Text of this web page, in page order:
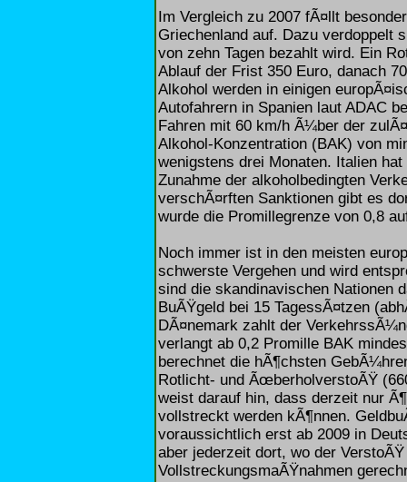
Im Vergleich zu 2007 fÃ¤llt
Griechenland auf. Dazu verdoppelt
von zehn Tagen bezahlt wird. Ein
Ablauf der Frist 350 Euro, danach
Alkohol werden in einigen
Autofahrern in Spanien laut ADAC
Fahren mit 60 km/h Ã¼ber der
Alkohol-Konzentration (BAK) von
wenigstens drei Monaten. Italien
Zunahme der alkoholbedingten
verschÃ¤rften Sanktionen gibt es
wurde die Promillegrenze von 0,8
Noch immer ist in den meisten
schwerste Vergehen und wird
sind die skandinavischen Nationen
BuÃŸgeld bei 15 TagessÃ¤tzen
DÃ¤nemark zahlt der
verlangt ab 0,2 Promille BAK
berechnet die hÃ¶chsten
Rotlicht- und ÃœberholverstoÃŸ
weist darauf hin, dass derzeit nur
vollstreckt werden kÃ¶nnen.
voraussichtlich erst ab 2009 in
aber jederzeit dort, wo der
VollstreckungsmaÃŸnahmen